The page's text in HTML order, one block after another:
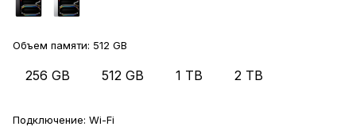
Объем памяти: 512 GB
256 GB 512 GB 1 TB 2 TB
Подключение: Wi-Fi